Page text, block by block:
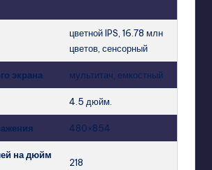
цветной IPS, 16.78 млн
цветов, сенсорный
экрана мультитач, емкостный
4.5 дюйм.
480×854
на дюйм
218